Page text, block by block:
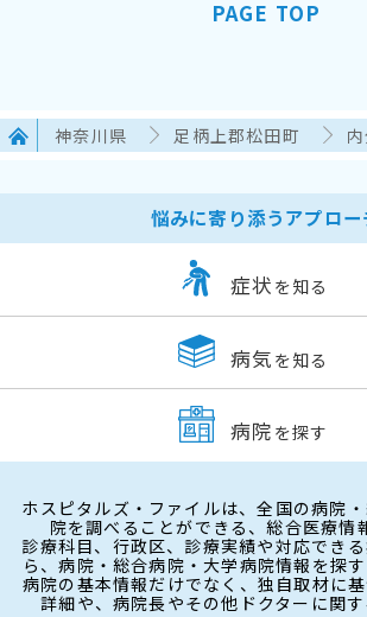
PAGE TOP
神奈川県 足柄上郡松田町
悩みに寄り添うアプロー
症状 を知る
病気 を知る
病院 を探す
ホスピタルズ・ファイルは、全国の病院
院を調べることができる、総合医療情
診療科目、行政区、診療実績や対応でき
ら、病院・総合病院・大学病院情報を探す
病院の基本情報だけでなく、独自取材に
詳細や、病院長やその他ドクターに関す